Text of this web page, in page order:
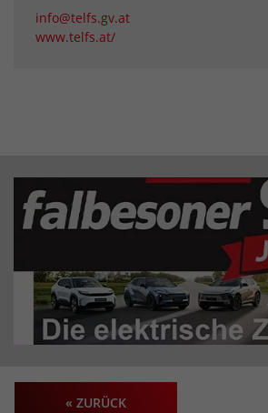
info@telfs.gv.at
www.telfs.at/
« ZURÜCK